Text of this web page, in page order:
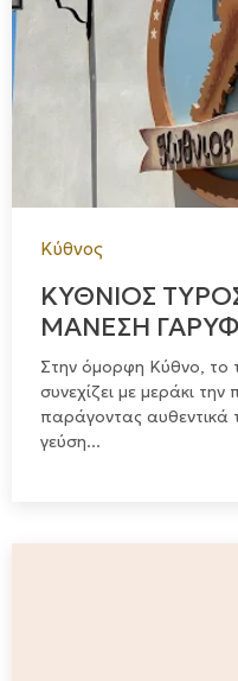
Κύθνος
ΚΥΘΝΙΟΣ
ΜΑΝΕΣΗ
Στην όμορφη Κύθνο, το
συνεχίζει με μεράκι
παράγοντας αυθεντικά
γεύση...